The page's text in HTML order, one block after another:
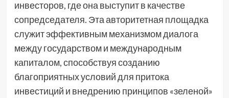
инвесторов, где она выступит в качестве
сопредседателя. Эта авторитетная площадка
служит эффективным механизмом диалога
между государством и международным
капиталом, способствуя созданию
благоприятных условий для притока
инвестиций и внедрению принципов «зеленой»